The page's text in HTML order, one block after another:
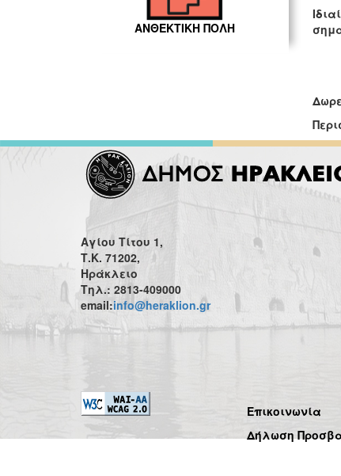
ΑΝΘΕΚΤΙΚΗ ΠΟΛΗ
Αγίου Τίτου 1,
Τ.Κ. 71202,
Ηράκλειο
Τηλ.: 2813-409000
email:info@heraklion.gr
Επικοινωνία
Δήλωση